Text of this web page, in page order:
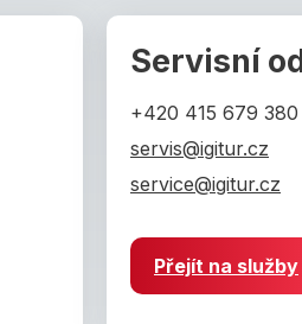
Servisní
+420 415 679 380
servis@igitur.cz
service@igitur.cz
Přejít na služby